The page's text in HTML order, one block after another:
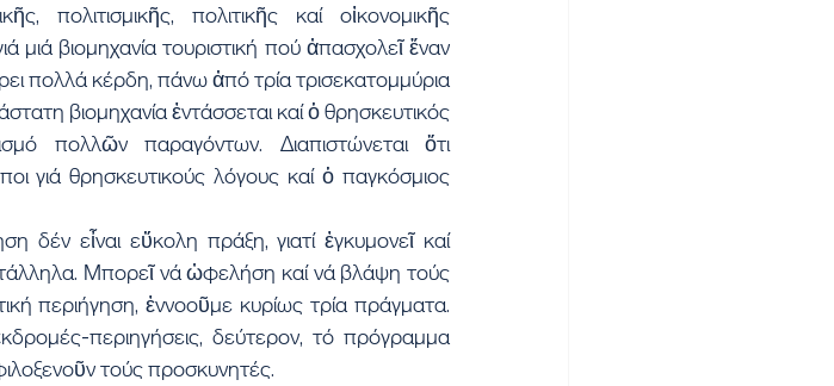
πολιτισμικῆς, πολιτικῆς καί οἰκονομικῆς
μιά βιομηχανία τουριστική πού ἀπασχολεῖ ἕναν
πολλά κέρδη, πάνω ἀπό τρία τρισεκατομμύρια
βιομηχανία ἐντάσσεται καί ὁ θρησκευτικός
πολλῶν παραγόντων. Διαπιστώνεται ὅτι
γιά θρησκευτικούς λόγους καί ὁ παγκόσμιος
δέν εἶναι εὔκολη πράξη, γιατί ἐγκυμονεῖ καί
Μπορεῖ νά ὠφελήση καί νά βλάψη τούς
περιήγηση, ἐννοοῦμε κυρίως τρία πράγματα.
περιηγήσεις, δεύτερον, τό πρόγραμμα
τούς προσκυνητές.